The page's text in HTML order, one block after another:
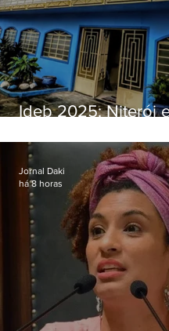
Ideb 2025: Niterói
distintos no ensino
Jornal Daki
há 8 horas